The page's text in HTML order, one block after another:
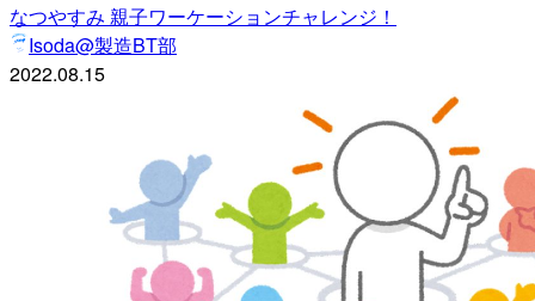
なつやすみ 親子ワーケーションチャレンジ！
Isoda@製造BT部
2022.08.15